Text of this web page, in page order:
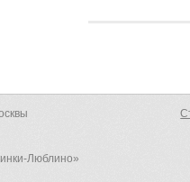
Люблино»